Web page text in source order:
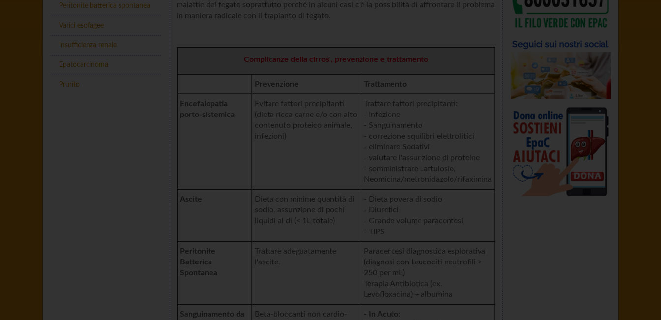
Peritonite batterica spontanea
Varici esofagee
Insufficienza renale
Epatocarcinoma
Prurito
malattie del fegato soprattutto perché in alcuni casi c'è la possibilità di affrontare il problema
in maniera radicale con il trapianto di fegato.
Complicanze della cirrosi, prevenzione e trattamento
Prevenzione Trattamento
Encefalopatia
porto-sistemica
Evitare fattori precipitanti
(dieta ricca carne e/o con alto
contenuto proteico animale,
infezioni)
Trattare fattori precipitanti:
- Infezione
- Sanguinamento
- correzione squilibri elettrolitici
- eliminare Sedativi
- valutare l'assunzione di proteine
- somministrare Lattulosio,
Neomicina/metronidazolo/rifaximina
Ascite
Dieta con minime quantità di
sodio, assunzione di pochi
liquidi al dì (< 1L totale)
- Dieta povera di sodio
- Diuretici
- Grande volume paracentesi
- TIPS
Peritonite
Batterica
Spontanea
Trattare adeguatamente
l'ascite.
Paracentesi diagnostica esplorativa
(diagnosi con Leucociti neutrofili >
250 per mL)
Terapia Antibiotica (ex.
Levofloxacina) + albumina
Sanguinamento da
Beta-bloccanti non cardio-
- In Acuto: